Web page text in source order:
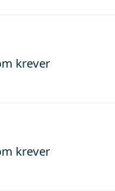
krever
krever